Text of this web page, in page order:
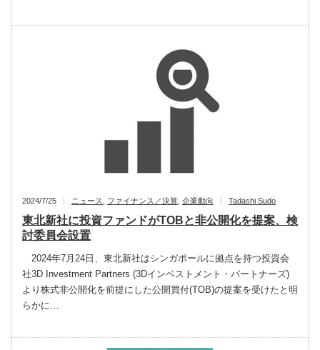
2024/7/25 ニュース ファイナンス／決算 企業動向 Tadashi Sudo
東北新社に投資ファンドがTOBと非公開化を提案、検
討委員会設置
2024年7月24日、東北新社はシンガポールに拠点を持つ投資会
社3D Investment Partners (3Dインベストメント・パートナーズ)
より株式非公開化を前提にした公開買付(TOB)の提案を受けたと明
らかに…